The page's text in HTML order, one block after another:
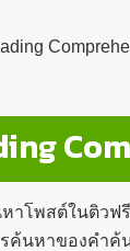
าโพสต์ในติว
ค้นหาของคำค้